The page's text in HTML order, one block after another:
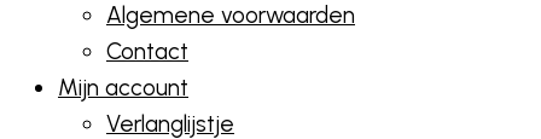
Algemene voorwaarden
Contact
Mijn account
Verlanglijstje